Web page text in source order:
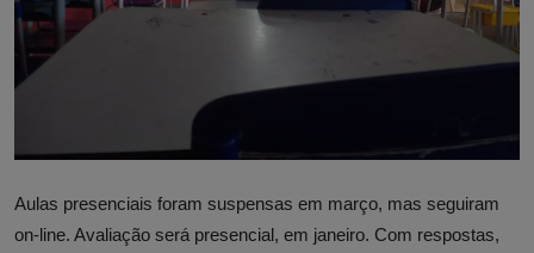
Aulas presenciais foram suspensas em março, mas seguiram
on-line. Avaliação será presencial, em janeiro. Com respostas,